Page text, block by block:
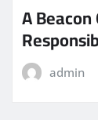
A
admin